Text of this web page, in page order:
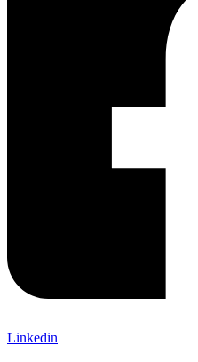
Linkedin